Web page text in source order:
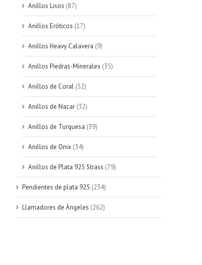
Anillos Lisos (87)
Anillos Eróticos (17)
Anillos Heavy Calavera (9)
Anillos Piedras-Minerales (35)
Anillos de Coral (52)
Anillos de Nacar (32)
Anillos de Turquesa (39)
Anillos de Onix (34)
Anillos de Plata 925 Strass (79)
Pendientes de plata 925 (234)
Llamadores de Ángeles (262)